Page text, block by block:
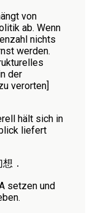
von
ab. Wenn
nichts
werden.
der
verorten]
hält sich in
liefert
．
setzen und